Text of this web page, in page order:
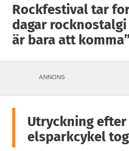
Rockfestival tar
dagar
är bara att komma”
ANNONS
Utryckning
elsparkcykel